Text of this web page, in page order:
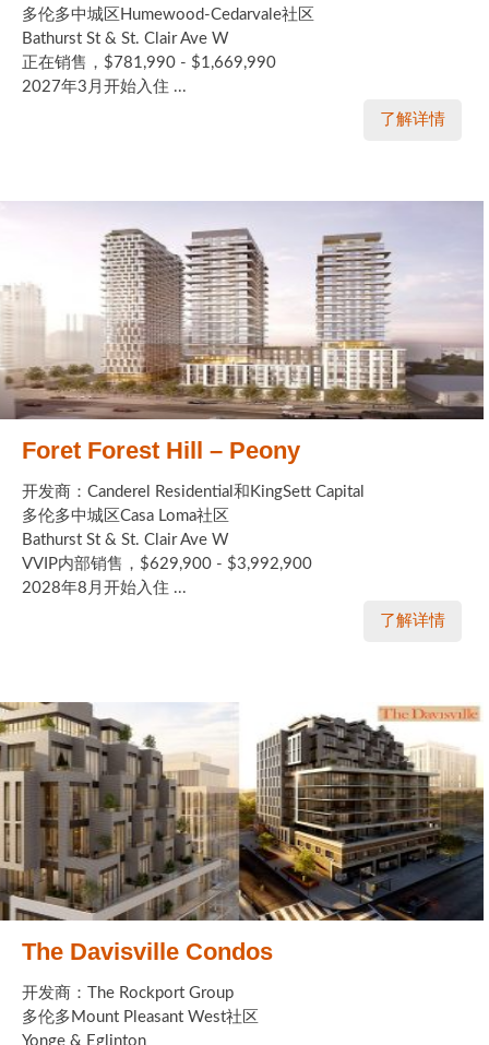
多伦多中城区Humewood-Cedarvale社区
Bathurst St & St. Clair Ave W
正在销售，$781,990 - $1,669,990
2027年3月开始入住 ...
了解详情
Foret Forest Hill – Peony
开发商：Canderel Residential和KingSett Capital
多伦多中城区Casa Loma社区
Bathurst St & St. Clair Ave W
VVIP内部销售，$629,900 - $3,992,900
2028年8月开始入住 ...
了解详情
The Davisville Condos
开发商：The Rockport Group
多伦多Mount Pleasant West社区
Yonge & Eglinton